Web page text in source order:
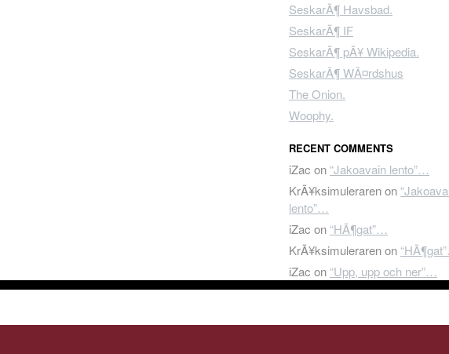
SeskarÃ¶ Havsbad.
SeskarÃ¶ IF
SeskarÃ¶ pÃ¥ Wikipedia.
SeskarÃ¶ WÃ¤rdshus
The Onion.
Woophy.
RECENT COMMENTS
iZac on “Jakoavain lento”…
KrÃ¥ksimulerarenon
lento”…
iZac on “HÃ¶gat”…
KrÃ¥ksimulerarenon
iZac on “Upp, upp och ner”…